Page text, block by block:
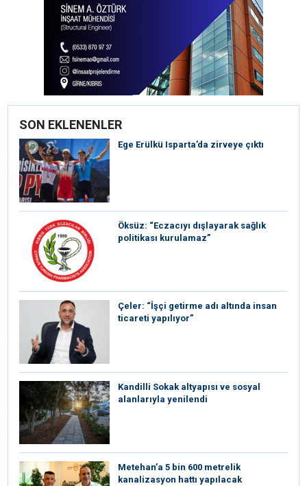
SON EKLENENLER
Ege Erülkü Isparta’da zirveye çıktı
Öksüz: “Eczacıyı dışlayarak sağlık
politikası kurulamaz”
Çeler: “İşçi getirme adı altında insan
ticareti yapılıyor”
Kandilli Sokak altyapısı ve sosyal
alanlarıyla yenilendi
Metehan’a 5 bin 600 metrelik
kanalizasyon hattı yapılacak